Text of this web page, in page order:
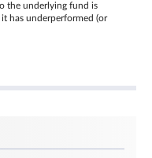
the underlying fund is
it has underperformed (or